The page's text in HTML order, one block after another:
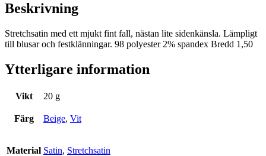
Beskrivning
Stretchsatin med ett mjukt fint fall, nästan lite sidenkänsla. Lämpligt
till blusar och festklänningar. 98 polyester 2% spandex Bredd 1,50
Ytterligare information
Vikt 20 g
Färg Beige, Vit
Material Satin, Stretchsatin